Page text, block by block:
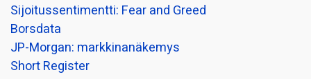
Sijoitussentimentti: Fear and Greed
Borsdata
JP-Morgan: markkinanäkemys
Short Register